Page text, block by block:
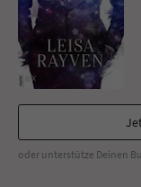
oder unterstütze Deinen